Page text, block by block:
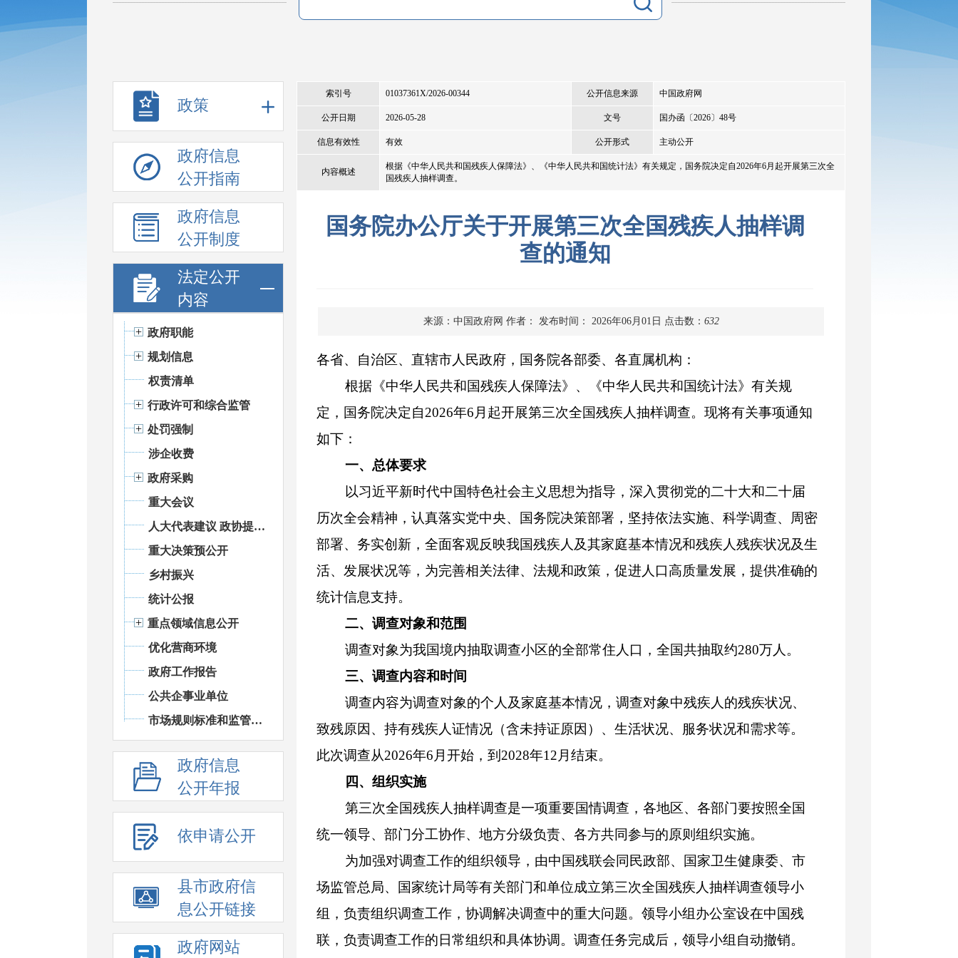
政策
政府信息
公开指南
政府信息
公开制度
法定公开
内容
政府职能
规划信息
权责清单
行政许可和综合监管
处罚强制
涉企收费
政府采购
重大会议
人大代表建议 政协提案办理
重大决策预公开
乡村振兴
统计公报
重点领域信息公开
优化营商环境
政府工作报告
公共企事业单位
市场规则标准和监管执法
政府信息
公开年报
依申请公开
县市政府信
息公开链接
政府网站
索引号 01037361X/2026-00344 公开信息来源 中国政府网
公开日期 2026-05-28 文号 国办函〔2026〕48号
信息有效性 有效 公开形式 主动公开
内容概述
根据《中华人民共和国残疾人保障法》、《中华人民共和国统计法》有关规定，国务院决定自2026年6月起开展第三次全
国残疾人抽样调查。
国务院办公厅关于开展第三次全国残疾人抽样调
查的通知
来源：中国政府网 作者： 发布时间： 2026年06月01日 点击数： 632
各省、自治区、直辖市人民政府，国务院各部委、各直属机构：
根据《中华人民共和国残疾人保障法》、《中华人民共和国统计法》有关规
定，国务院决定自2026年6月起开展第三次全国残疾人抽样调查。现将有关事项通知
如下：
一、总体要求
以习近平新时代中国特色社会主义思想为指导，深入贯彻党的二十大和二十届
历次全会精神，认真落实党中央、国务院决策部署，坚持依法实施、科学调查、周密
部署、务实创新，全面客观反映我国残疾人及其家庭基本情况和残疾人残疾状况及生
活、发展状况等，为完善相关法律、法规和政策，促进人口高质量发展，提供准确的
统计信息支持。
二、调查对象和范围
调查对象为我国境内抽取调查小区的全部常住人口，全国共抽取约280万人。
三、调查内容和时间
调查内容为调查对象的个人及家庭基本情况，调查对象中残疾人的残疾状况、
致残原因、持有残疾人证情况（含未持证原因）、生活状况、服务状况和需求等。
此次调查从2026年6月开始，到2028年12月结束。
四、组织实施
第三次全国残疾人抽样调查是一项重要国情调查，各地区、各部门要按照全国
统一领导、部门分工协作、地方分级负责、各方共同参与的原则组织实施。
为加强对调查工作的组织领导，由中国残联会同民政部、国家卫生健康委、市
场监管总局、国家统计局等有关部门和单位成立第三次全国残疾人抽样调查领导小
组，负责组织调查工作，协调解决调查中的重大问题。领导小组办公室设在中国残
联，负责调查工作的日常组织和具体协调。调查任务完成后，领导小组自动撤销。